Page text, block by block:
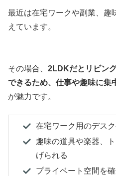
最近は在宅ワークや副業、趣
えています。
その場合、 2LDKだとリビン
できるため、仕事や趣味に集
が魅力です。
在宅ワーク用のデス
趣味の道具や楽器、
げられる
プライベート空間を